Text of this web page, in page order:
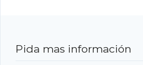
Pida mas información